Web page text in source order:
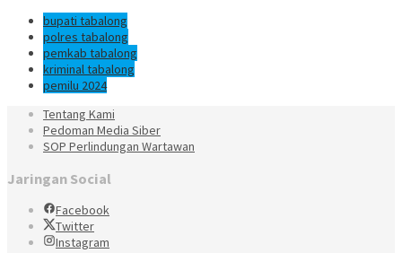
bupati tabalong
polres tabalong
pemkab tabalong
kriminal tabalong
pemilu 2024
Tentang Kami
Pedoman Media Siber
SOP Perlindungan Wartawan
Jaringan Social
Facebook
Twitter
Instagram